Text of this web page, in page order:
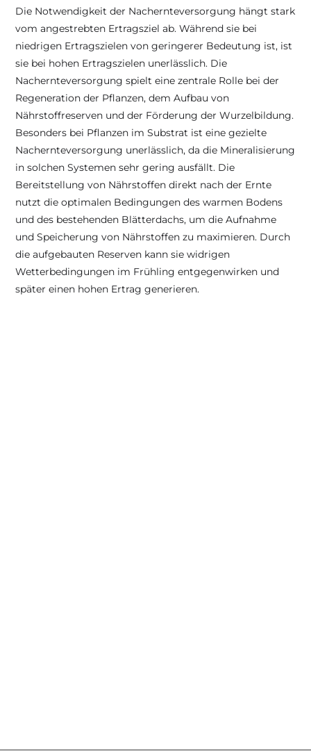
Die Notwendigkeit der Nachernteversorgung hängt stark
vom angestrebten Ertragsziel ab. Während sie bei
niedrigen Ertragszielen von geringerer Bedeutung ist, ist
sie bei hohen Ertragszielen unerlässlich. Die
Nachernteversorgung spielt eine zentrale Rolle bei der
Regeneration der Pflanzen, dem Aufbau von
Nährstoffreserven und der Förderung der Wurzelbildung.
Besonders bei Pflanzen im Substrat ist eine gezielte
Nachernteversorgung unerlässlich, da die Mineralisierung
in solchen Systemen sehr gering ausfällt. Die
Bereitstellung von Nährstoffen direkt nach der Ernte
nutzt die optimalen Bedingungen des warmen Bodens
und des bestehenden Blätterdachs, um die Aufnahme
und Speicherung von Nährstoffen zu maximieren. Durch
die aufgebauten Reserven kann sie widrigen
Wetterbedingungen im Frühling entgegenwirken und
später einen hohen Ertrag generieren.